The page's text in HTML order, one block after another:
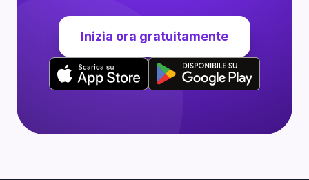
Inizia ora gratuitamente